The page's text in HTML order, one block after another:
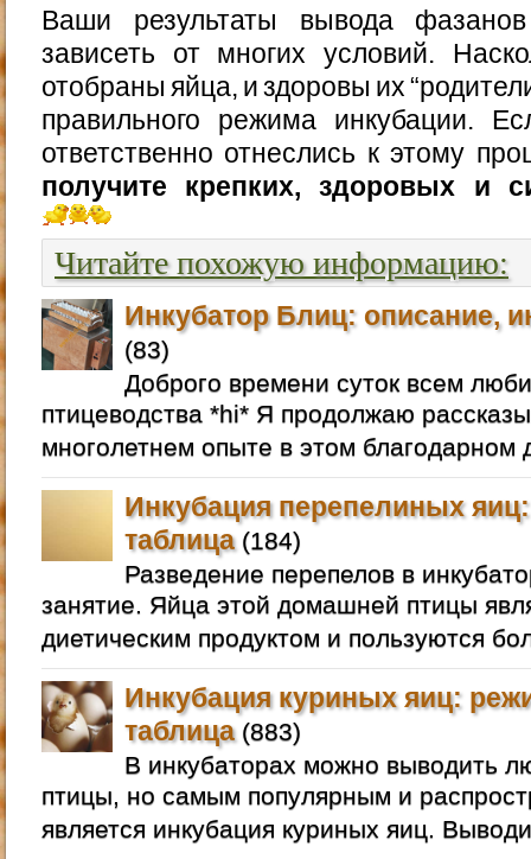
Ваши результаты вывода
зависеть от многих условий.
отобраны яйца, и здоровы их
правильного режима инкубации.
ответственно отнеслись к этому
получите крепких, здоровых и
Читайте похожую информацию:
Инкубатор Блиц: описание,
(83)
Доброго времени суток всем
птицеводства *hi* Я продолжаю
многолетнем опыте в этом
Инкубация перепелиных
таблица(184)
Разведение перепелов в
занятие. Яйца этой домашней птицы
диетическим продуктом и пользуются
Инкубация куриных яиц:
таблица(883)
В инкубаторах можно выводить
птицы, но самым популярным и
является инкубация куриных яиц.